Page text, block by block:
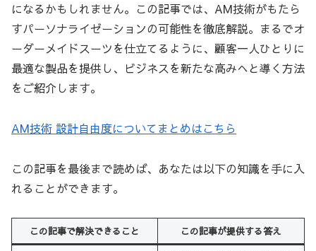
になるかもしれません。この記事では、AM技術がもたら
すパーソナライゼーションの可能性を徹底解説。まるでオ
ーダーメイドスーツを仕立てるように、顧客一人ひとりに
最適な製品を提供し、ビジネスを新たな高みへと導く方法
をご紹介します。
AM技術 設計自由度についてまとめはこちら
この記事を最後まで読めば、あなたは以下の知識を手に入
れることができます。
この記事で解決できること この記事が提供する答え